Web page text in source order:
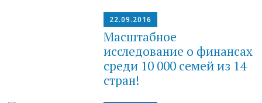
22.09.2016
Масштабное
исследование о финансах
среди 10 000 семей из 14
стран!